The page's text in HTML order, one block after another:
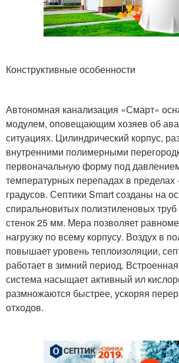
Конструктивные особенности
Автономная канализация «Смарт»
модулем, оповещающим хозяев об
ситуациях. Цилиндрический корпус,
внутренними полимерными
первоначальную форму под
температурных перепадах в
градусов. Септики Smart созданы на
спиральновитых полиэтиленовых
стенок 25 мм. Мера позволяет
нагрузку по всему корпусу. Воздух в
повышает уровень теплоизоляции,
работает в зимний период.
система насыщает активный ил
размножаются быстрее, ускоряя
отходов.